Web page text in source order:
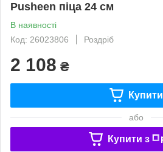
Pusheen піца 24 см
В наявності
Код: 26023806
Роздріб
2 108 ₴
Купити
або
Купити з